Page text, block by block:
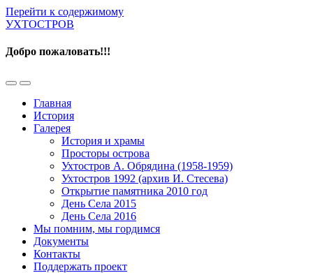
Перейти к содержимому
УХТОСТРОВ
Добро пожаловать!!!
Переключить
мобильное
меню
Переключить
поле
поиска
Главная
История
Галерея
История и храмы
Просторы острова
Ухтостров А. Обрядина (1958-1959)
Ухтостров 1992 (архив И. Стесева)
Открытие памятника 2010 год
День Села 2015
День Села 2016
Мы помним, мы гордимся
Документы
Контакты
Поддержать проект